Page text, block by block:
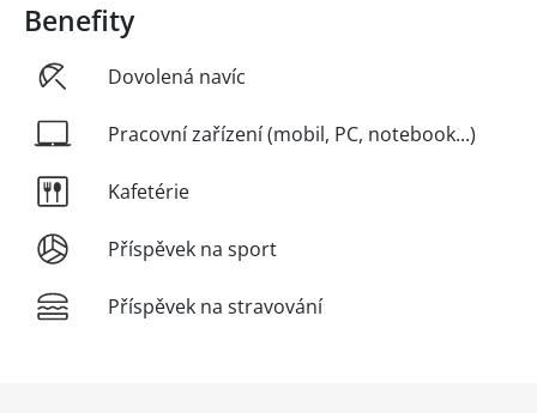
Benefity
Dovolená navíc
Pracovní zařízení (mobil, PC, notebook...)
Kafetérie
Příspěvek na sport
Příspěvek na stravování